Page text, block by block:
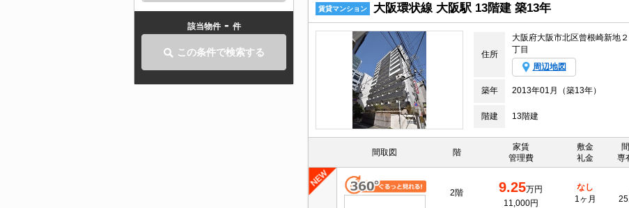
該当物件 - 件
この条件で検索する
賃貸マンション 大阪環状線 大阪駅 13階建 築13年
住所
大阪府大阪市北区曾根崎新地２
丁目
周辺地図
築年 2013年01月（築13年）
階建 13階建
間取図 階
家賃
管理費
敷金
礼金
専
2階 9.25万円
11,000円
なし
1ヶ月